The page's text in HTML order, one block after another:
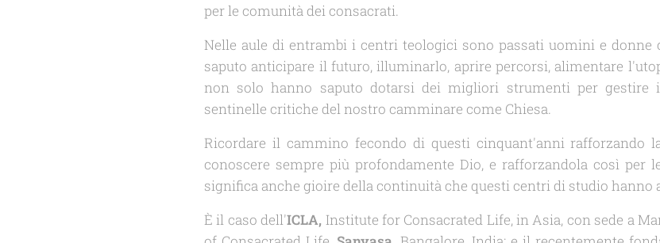
per le comunità dei consacrati.
Nelle aule di entrambi i centri teologici sono passati uomini e donne
saputo anticipare il futuro, illuminarlo, aprire percorsi, alimentare
non solo hanno saputo dotarsi dei migliori strumenti per gestire
sentinelle critiche del nostro camminare come Chiesa.
Ricordare il cammino fecondo di questi cinquant'anni rafforzando
conoscere sempre più profondamente Dio, e rafforzandola così per
significa anche gioire della continuità che questi centri di studio
È il caso dell'ICLA, Institute for Consacrated Life, in Asia, con sede a